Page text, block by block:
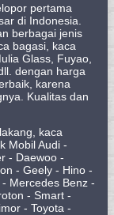
pertama
di Indonesia.
berbagai jenis
bagasi, kaca
Glass, Fuyao,
dengan harga
karena
Kualitas dan
kaca
Mobil Audi -
- Daewoo -
- Geely - Hino -
Mercedes Benz -
- Smart -
- Toyota -